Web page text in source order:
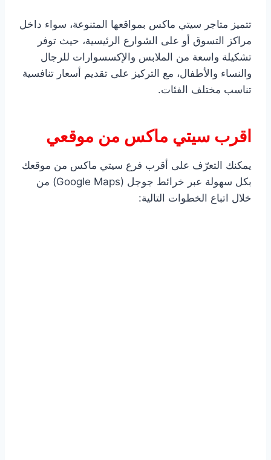
تتميز متاجر سيتي ماكس بمواقعها المتنوعة، سواء داخل
مراكز التسوق أو على الشوارع الرئيسية، حيث توفر
تشكيلة واسعة من الملابس والإكسسوارات للرجال
والنساء والأطفال، مع التركيز على تقديم أسعار تنافسية
تناسب مختلف الفئات.
اقرب سيتي ماكس من موقعي
يمكنك التعرّف على أقرب فرع سيتي ماكس من موقعك
بكل سهولة عبر خرائط جوجل (Google Maps) من
خلال اتباع الخطوات التالية: